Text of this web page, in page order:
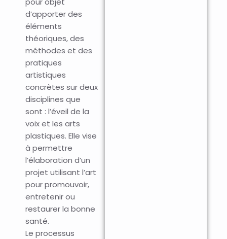
d’apporter des
éléments
théoriques, des
méthodes et des
pratiques
artistiques
concrètes sur deux
disciplines que
sont : l’éveil de la
voix et les arts
plastiques. Elle vise
à permettre
l’élaboration d’un
projet utilisant l’art
pour promouvoir,
entretenir ou
restaurer la bonne
santé.
Le processus